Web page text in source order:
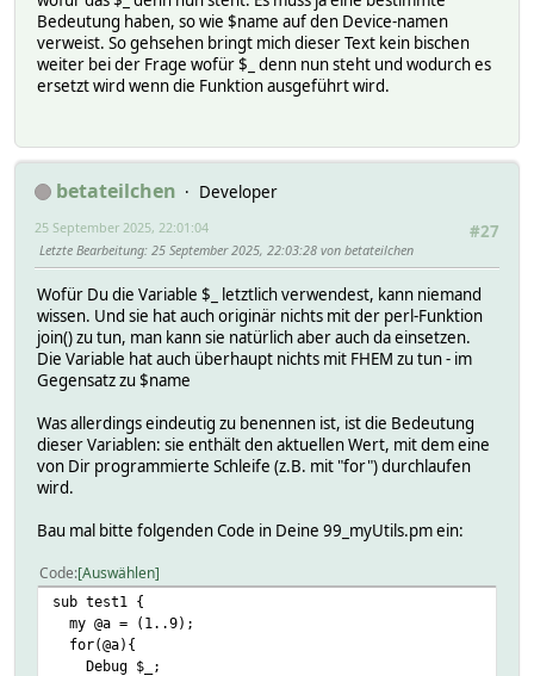
Bedeutung haben, so wie $name auf den Device-namen
verweist. So gehsehen bringt mich dieser Text kein bischen
weiter bei der Frage wofür $_ denn nun steht und wodurch es
ersetzt wird wenn die Funktion ausgeführt wird.
betateilchen
Developer
#27
25 September 2025, 22:01:04
Letzte Bearbeitung: 25 September 2025, 22:03:28 von betateilchen
Wofür Du die Variable $_ letztlich verwendest, kann niemand
wissen. Und sie hat auch originär nichts mit der perl-Funktion
join() zu tun, man kann sie natürlich aber auch da einsetzen.
Die Variable hat auch überhaupt nichts mit FHEM zu tun - im
Gegensatz zu $name
Was allerdings eindeutig zu benennen ist, ist die Bedeutung
dieser Variablen: sie enthält den aktuellen Wert, mit dem eine
von Dir programmierte Schleife (z.B. mit "for") durchlaufen
wird.
Bau mal bitte folgenden Code in Deine 99_myUtils.pm ein:
Code Auswählen
sub test1 {
my @a = (1..9);
for(@a){
Debug $_;